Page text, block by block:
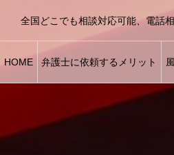
HOME 弁護士に依頼するメリット
全国どこでも相談対応可能、電話